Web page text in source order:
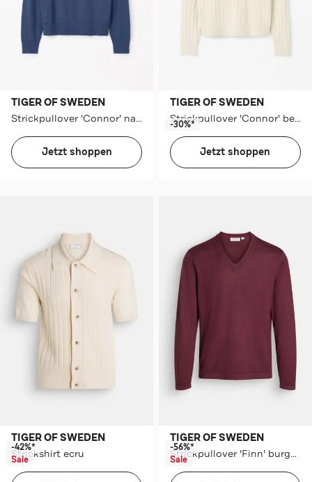
TIGER OF SWEDEN
Strickpullover 'Connor' navy
Jetzt shoppen
TIGER OF SWEDEN
Strickpullover 'Connor' beige
-30%*
Jetzt shoppen
TIGER OF SWEDEN
Strickshirt ecru
-42%*
Sale
TIGER OF SWEDEN
Strickpullover 'Finn' burgunder
-56%*
Sale